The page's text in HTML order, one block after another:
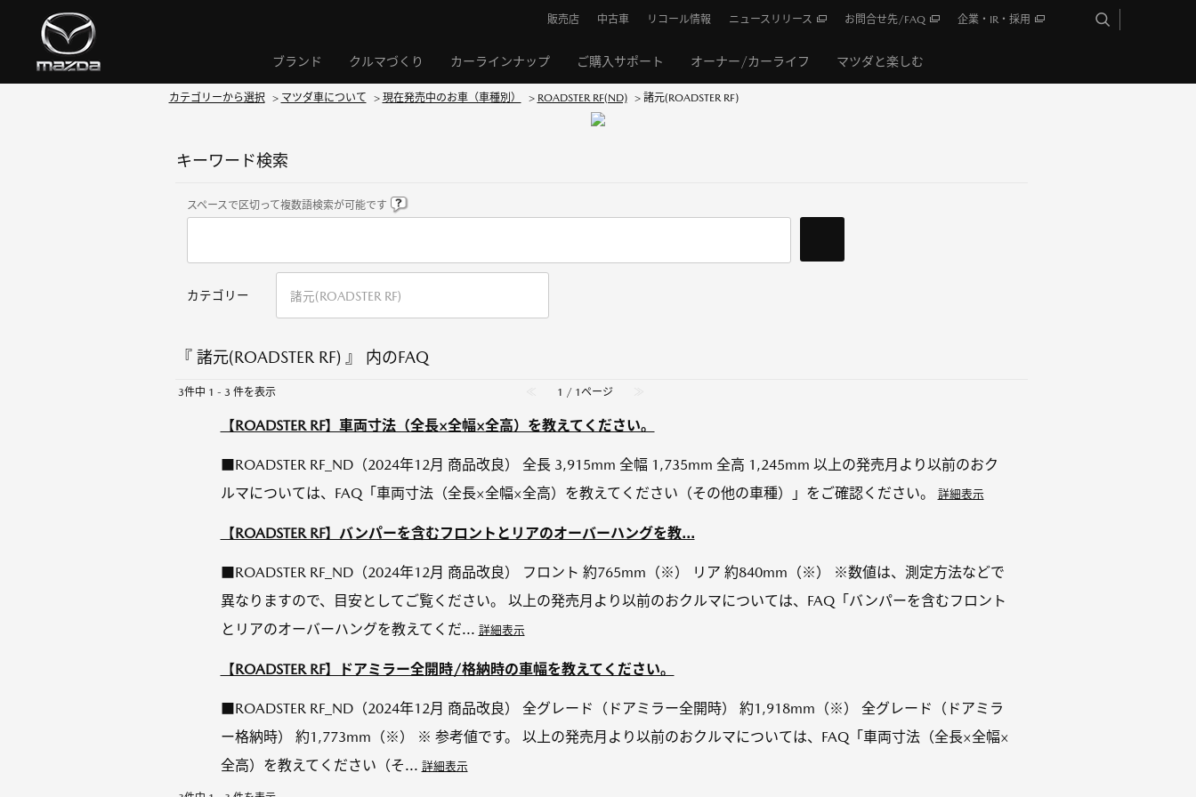
ブランド クルマづくり カーラインナップ ご購入サポート オーナー/カーライフ マツダと楽しむ
販売店 中古車 リコール情報 ニュースリリース お問合せ先/FAQ 企業・IR・採用
カテゴリーから選択 > マツダ車について > 現在発売中のお車（車種別） > ROADSTER RF(ND) > 諸元(ROADSTER RF)
キーワード検索
スペースで区切って複数語検索が可能です
カテゴリー
『 諸元(ROADSTER RF) 』 内のFAQ
3件中 1 - 3 件を表示 1 / 1ページ
【ROADSTER RF】車両寸法（全長×全幅×全高）を教えてください。
■ROADSTER RF_ND（2024年12月 商品改良） 全長 3,915mm 全幅 1,735mm 全高 1,245mm 以上の発売月より以前のおク
ルマについては、FAQ「車両寸法（全長×全幅×全高）を教えてください（その他の車種）」をご確認ください。
詳細表示
【ROADSTER RF】バンパーを含むフロントとリアのオーバーハングを教...
■ROADSTER RF_ND（2024年12月 商品改良） フロント 約765mm（※） リア 約840mm（※） ※数値は、測定方法などで
異なりますので、目安としてご覧ください。 以上の発売月より以前のおクルマについては、FAQ「バンパーを含むフロント
とリアのオーバーハングを教えてくだ... 詳細表示
【ROADSTER RF】ドアミラー全開時/格納時の車幅を教えてください。
■ROADSTER RF_ND（2024年12月 商品改良） 全グレード（ドアミラー全開時） 約1,918mm（※） 全グレード（ドアミラ
ー格納時） 約1,773mm（※） ※ 参考値です。 以上の発売月より以前のおクルマについては、FAQ「車両寸法（全長×全幅×
全高）を教えてください（そ... 詳細表示